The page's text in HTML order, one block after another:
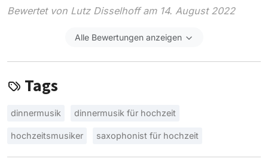
Bewertet von Lutz Disselhoff am 14. August 2022
Alle Bewertungen anzeigen
Tags
dinnermusik dinnermusik für hochzeit
hochzeitsmusiker saxophonist für hochzeit